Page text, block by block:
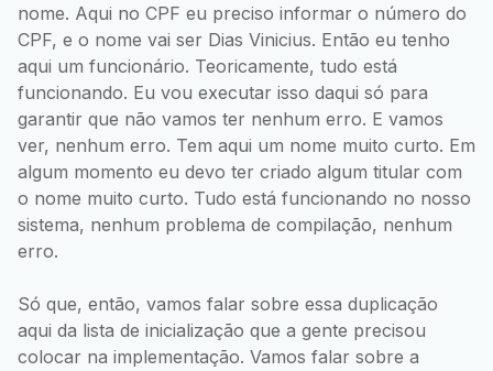
nome. Aqui no CPF eu preciso informar o número do
CPF, e o nome vai ser Dias Vinicius. Então eu tenho
aqui um funcionário. Teoricamente, tudo está
funcionando. Eu vou executar isso daqui só para
garantir que não vamos ter nenhum erro. E vamos
ver, nenhum erro. Tem aqui um nome muito curto. Em
algum momento eu devo ter criado algum titular com
o nome muito curto. Tudo está funcionando no nosso
sistema, nenhum problema de compilação, nenhum
erro.
Só que, então, vamos falar sobre essa duplicação
aqui da lista de inicialização que a gente precisou
colocar na implementação. Vamos falar sobre a